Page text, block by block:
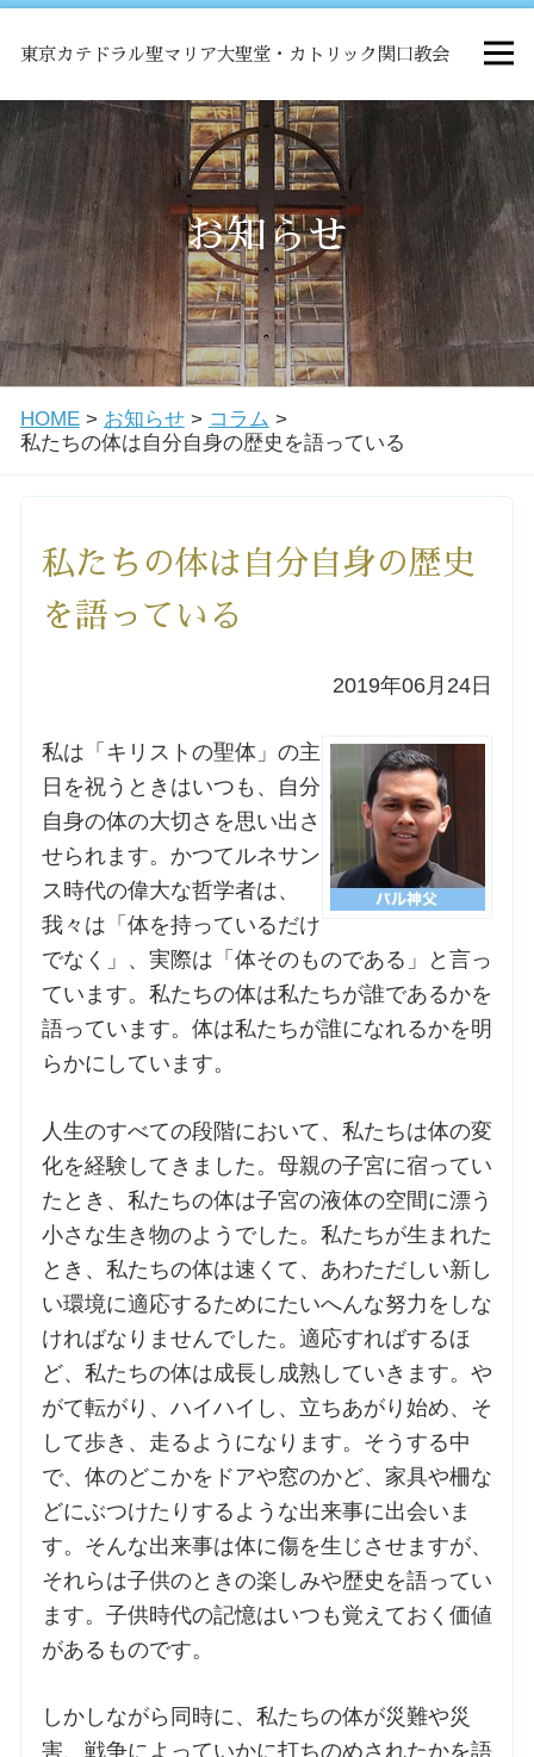
東京カテドラル聖マリア大聖堂・カトリック関口教会
HOME
ミサ
お知らせ
関口教会について
教会学校・中高生会
洗礼を希望される方
森田神父の講座
シスター中島の講座
教区カテキスタの講座
三田助祭の講座
オルガンメディテーション
お問合せ
交通・アクセス
ご利用にあたって
交通・アクセス
お知らせ
HOME> お知らせ> コラム >
私たちの体は自分自身の歴史を語っている
私たちの体は自分自身の歴史
を語っている
2019年06月24日
私は「キリストの聖体」の主
日を祝うときはいつも、自分
自身の体の大切さを思い出さ
せられます。かつてルネサン
ス時代の偉大な哲学者は、
我々は「体を持っているだけ
でなく」、実際は「体そのものである」と言っ
ています。私たちの体は私たちが誰であるかを
語っています。体は私たちが誰になれるかを明
らかにしています。
人生のすべての段階において、私たちは体の変
化を経験してきました。母親の子宮に宿ってい
たとき、私たちの体は子宮の液体の空間に漂う
小さな生き物のようでした。私たちが生まれた
とき、私たちの体は速くて、あわただしい新し
い環境に適応するためにたいへんな努力をしな
ければなりませんでした。適応すればするほ
ど、私たちの体は成長し成熟していきます。や
がて転がり、ハイハイし、立ちあがり始め、そ
して歩き、走るようになります。そうする中
で、体のどこかをドアや窓のかど、家具や柵な
どにぶつけたりするような出来事に出会いま
す。そんな出来事は体に傷を生じさせますが、
それらは子供のときの楽しみや歴史を語ってい
ます。子供時代の記憶はいつも覚えておく価値
があるものです。
しかしながら同時に、私たちの体が災難や災
害、戦争によっていかに打ちのめされたかを語